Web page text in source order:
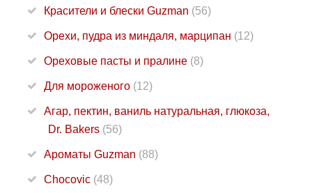
Красители и блески Guzman (56)
Орехи, пудра из миндаля, марципан (12)
Ореховые пасты и пралине (8)
Для мороженого (12)
Агар, пектин, ваниль натуральная, глюкоза,
Dr. Bakers (56)
Ароматы Guzman (88)
Chocovic (48)